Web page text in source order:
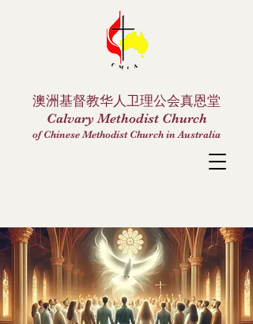
澳洲基督教华人卫理公会真恩堂
Calvary Methodist Church
of Chinese Methodist Church in Australia